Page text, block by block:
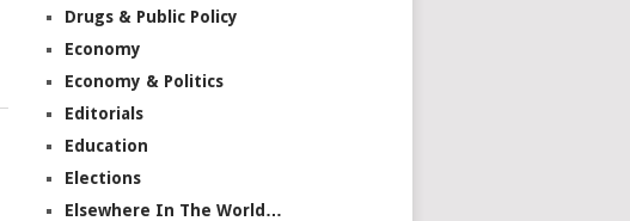
Drugs & Public Policy
Economy
Economy & Politics
Editorials
Education
Elections
Elsewhere In The World…